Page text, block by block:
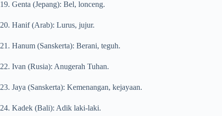
19. Genta (Jepang): Bel, lonceng.
20. Hanif (Arab): Lurus, jujur.
21. Hanum (Sanskerta): Berani, teguh.
22. Ivan (Rusia): Anugerah Tuhan.
23. Jaya (Sanskerta): Kemenangan, kejayaan.
24. Kadek (Bali): Adik laki-laki.